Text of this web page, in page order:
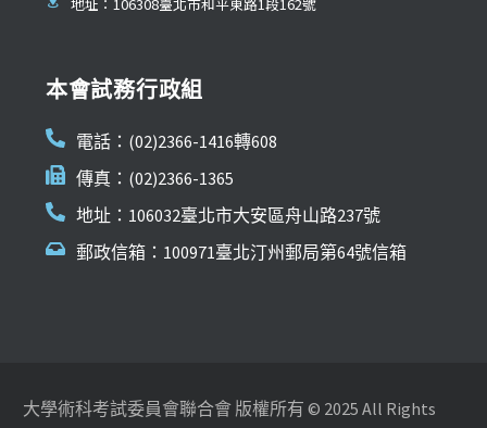
本會試務行政組
電話：(02)2366-1416轉608
傳真：(02)2366-1365
地址：106032臺北市大安區舟山路237號
郵政信箱：100971臺北汀州郵局第64號信箱
大學術科考試委員會聯合會 版權所有 © 2025 All Rights